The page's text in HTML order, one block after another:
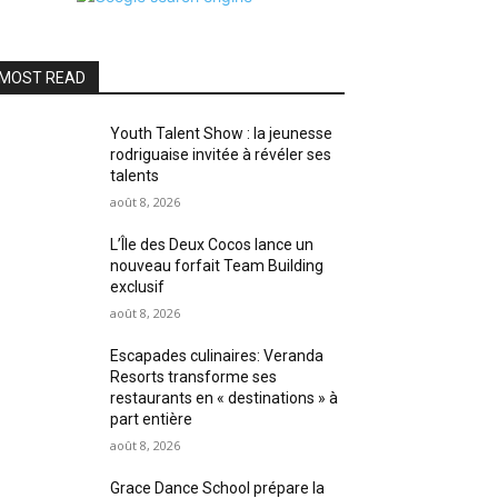
READ
Youth Talent Show : la jeunesse
rodriguaise invitée à révéler ses
talents
août 8, 2026
L’Île des Deux Cocos lance un
nouveau forfait Team Building
exclusif
août 8, 2026
Escapades culinaires: Veranda
Resorts transforme ses
restaurants en « destinations » à
part entière
août 8, 2026
Grace Dance School prépare la